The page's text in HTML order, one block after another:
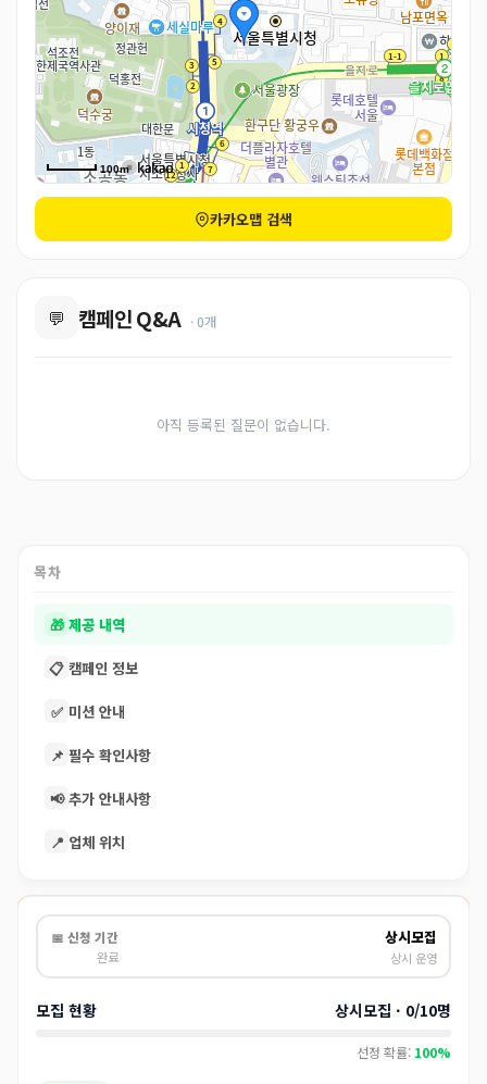
100m
카카오맵 검색
💬 캠페인 Q&A · 0개
아직 등록된 질문이 없습니다.
목차
🎁 제공 내역
📋 캠페인 정보
✅ 미션 안내
📌 필수 확인사항
📢 추가 안내사항
📍 업체 위치
📅 신청 기간
완료
상시모집
상시 운영
모집 현황 상시모집 · 0/10명
선정 확률: 100%